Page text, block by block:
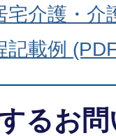
宅介護・介
記載例
るお